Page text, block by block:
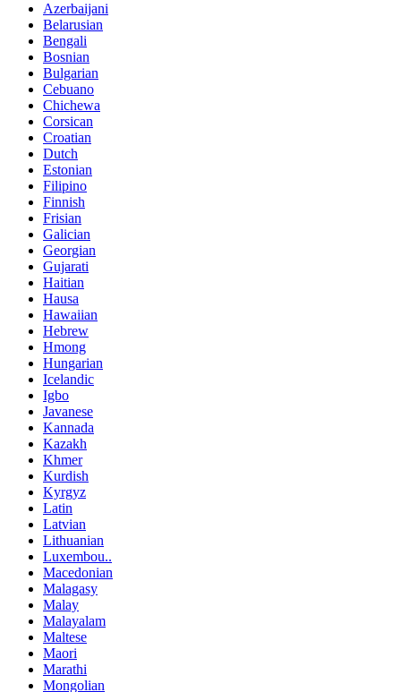
Azerbaijani
Belarusian
Bengali
Bosnian
Bulgarian
Cebuano
Chichewa
Corsican
Croatian
Dutch
Estonian
Filipino
Finnish
Frisian
Galician
Georgian
Gujarati
Haitian
Hausa
Hawaiian
Hebrew
Hmong
Hungarian
Icelandic
Igbo
Javanese
Kannada
Kazakh
Khmer
Kurdish
Kyrgyz
Latin
Latvian
Lithuanian
Luxembou..
Macedonian
Malagasy
Malay
Malayalam
Maltese
Maori
Marathi
Mongolian